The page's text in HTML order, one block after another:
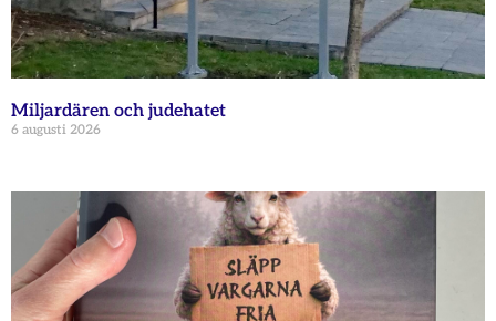
Miljardären och judehatet
6 augusti 2026